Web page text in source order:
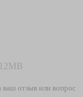
отзыв или вопрос